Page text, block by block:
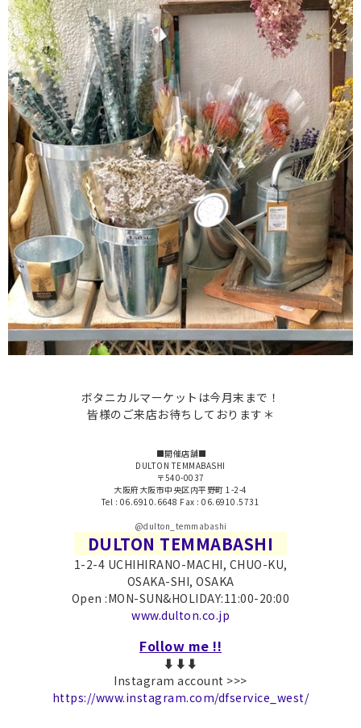
ボタニカルマーケットは今月末まで！
皆様のご来店お待ちしております＊
■開催店舗■
DULTON TEMMABASHI
〒540-0037
大阪府大阪市中央区内平野町 1-2-4
Tel : 06.6910.6648 Fax : 06.6910.5731
@dulton_temmabashi
DULTON TEMMABASHI
1-2-4 UCHIHIRANO-MACHI, CHUO-KU,
OSAKA-SHI, OSAKA
Open :MON-SUN&HOLIDAY:11:00-20:00
www.dulton.co.jp
Follow me !!
⬇︎⬇︎⬇︎
Instagram account >>>
https://www.instagram.com/dfservice_west/